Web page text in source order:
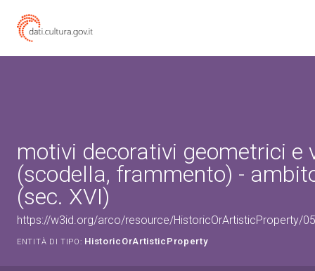
motivi decorativi geometrici e
(scodella, frammento) -
(sec. XVI)
https://w3id.org/arco/resource/HistoricOrArtisticProperty/
ENTITÀ DI TIPO: HistoricOrArtisticProperty